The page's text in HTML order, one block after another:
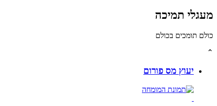
תמיכה
בכולם
יעוץ מס פורום